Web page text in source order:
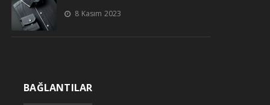
8 Kasım 2023
BAĞLANTILAR